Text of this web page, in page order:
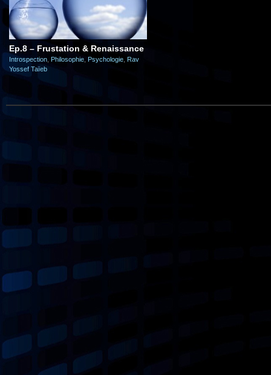
Ep.8 – Frustation & Renaissance
Introspection Philosophie Psychologie Rav
Yossef Taïeb